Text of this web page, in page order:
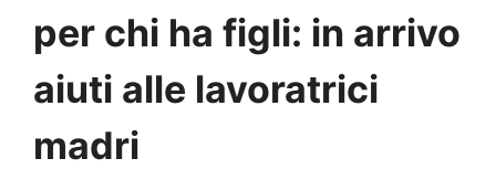
per chi ha figli: in arrivo
aiuti alle lavoratrici
madri